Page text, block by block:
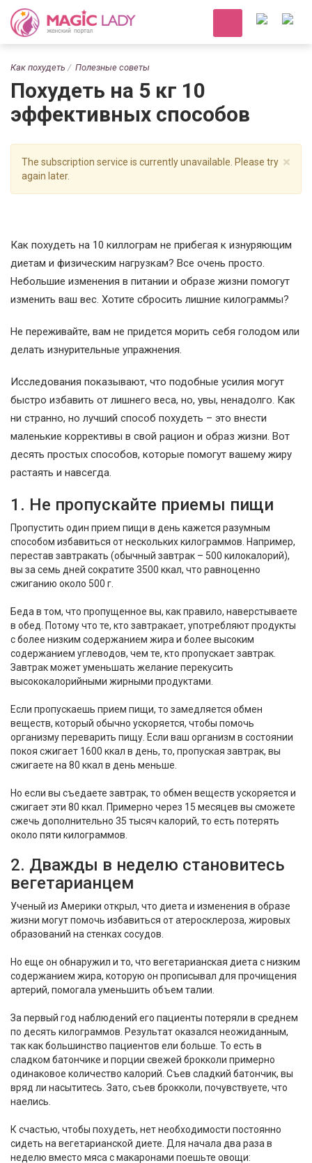
Как похудеть Полезные советы
Похудеть на 5 кг 10
эффективных способов
×
The subscription service is currently unavailable. Please try
again later.
Как похудеть на 10 киллограм не прибегая к изнуряющим
диетам и физическим нагрузкам? Все очень просто.
Небольшие изменения в питании и образе жизни помогут
изменить ваш вес. Хотите сбросить лишние килограммы?
Не переживайте, вам не придется морить себя голодом или
делать изнурительные упражнения.
Исследования показывают, что подобные усилия могут
быстро избавить от лишнего веса, но, увы, ненадолго. Как
ни странно, но лучший способ похудеть – это внести
маленькие коррективы в свой рацион и образ жизни. Вот
десять простых способов, которые помогут вашему жиру
растаять и навсегда.
1. Не пропускайте приемы пищи
Пропустить один прием пищи в день кажется разумным
способом избавиться от нескольких килограммов. Например,
перестав завтракать (обычный завтрак – 500 килокалорий),
вы за семь дней сократите 3500 ккал, что равноценно
сжиганию около 500 г.
Беда в том, что пропущенное вы, как правило, наверстываете
в обед. Потому что те, кто завтракает, употребляют продукты
с более низким содержанием жира и более высоким
содержанием углеводов, чем те, кто пропускает завтрак.
Завтрак может уменьшать желание перекусить
высококалорийными жирными продуктами.
Если пропускаешь прием пищи, то замедляется обмен
веществ, который обычно ускоряется, чтобы помочь
организму переварить пищу. Если ваш организм в состоянии
покоя сжигает 1600 ккал в день, то, пропуская завтрак, вы
сжигаете на 80 ккал в день меньше.
Но если вы съедаете завтрак, то обмен веществ ускоряется и
сжигает эти 80 ккал. Примерно через 15 месяцев вы сможете
сжечь дополнительно 35 тысяч калорий, то есть потерять
около пяти килограммов.
2. Дважды в неделю становитесь
вегетарианцем
Ученый из Америки открыл, что диета и изменения в образе
жизни могут помочь избавиться от атеросклероза, жировых
образований на стенках сосудов.
Но еще он обнаружил и то, что вегетарианская диета с низким
содержанием жира, которую он прописывал для прочищения
артерий, помогала уменьшить объем талии.
За первый год наблюдений его пациенты потеряли в среднем
по десять килограммов. Результат оказался неожиданным,
так как большинство пациентов ели больше. То есть в
сладком батончике и порции свежей брокколи примерно
одинаковое количество калорий. Съев сладкий батончик, вы
вряд ли насытитесь. Зато, съев брокколи, почувствуете, что
наелись.
К счастью, чтобы похудеть, нет необходимости постоянно
сидеть на вегетарианской диете. Для начала два раза в
неделю вместо мяса с макаронами поешьте овощи: